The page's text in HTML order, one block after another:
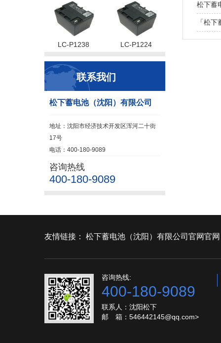
LC-P1238 LC-P1224
联系我们
松下蓄电池（沈阳）有限公司
地址：沈阳市经济技术开发区浑河二十街
17号
电话：400-180-9089
咨询热线
400-180-9089
松下蓄
「松
友情链接： 松下蓄电池（沈阳）有限公司官网官网
咨询热线:
400-180-9089
联系人：沈阳松下
邮 箱：546442145@qq.com>